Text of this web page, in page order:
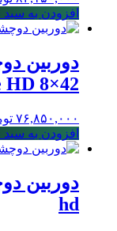
افزودن به سبد
8×42
۷۶,۸۵۰,۰۰۰
افزودن به سبد
hd